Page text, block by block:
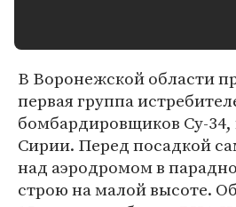
В Воронежской области
первая группа
бомбардировщиков Су-34,
Сирии. Перед посадкой
над аэродромом в
строю на малой высоте.